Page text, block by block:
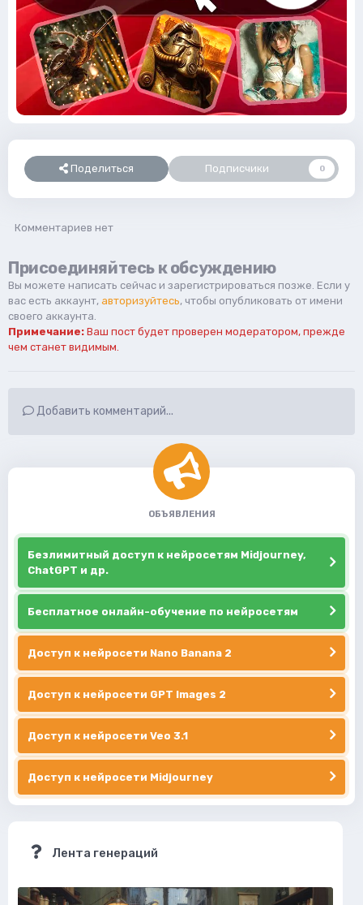
Поделиться Подписчики 0
Комментариев нет
Присоединяйтесь к обсуждению
Вы можете написать сейчас и зарегистрироваться позже. Если у
вас есть аккаунт, авторизуйтесь, чтобы опубликовать от имени
своего аккаунта.
Примечание: Ваш пост будет проверен модератором, прежде
чем станет видимым.
Добавить комментарий...
ОБЪЯВЛЕНИЯ
Безлимитный доступ к нейросетям Midjourney,
ChatGPT и др.
Бесплатное онлайн-обучение по нейросетям
Доступ к нейросети Nano Banana 2
Доступ к нейросети GPT Images 2
Доступ к нейросети Veo 3.1
Доступ к нейросети Midjourney
Лента генераций